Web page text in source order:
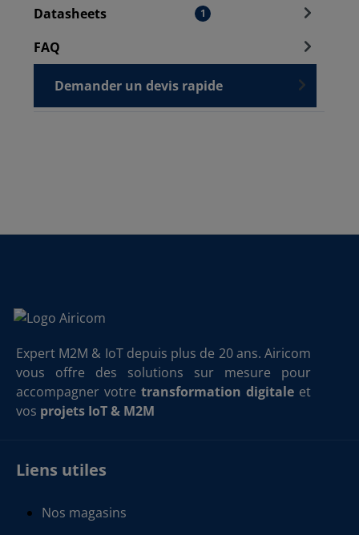
Datasheets
1
FAQ
Demander un devis rapide
Expert M2M & IoT depuis plus de 20 ans. Airicom
vous offre des solutions sur mesure pour
accompagner votre transformation digitale et
vos projets IoT & M2M
Liens utiles
Nos magasins